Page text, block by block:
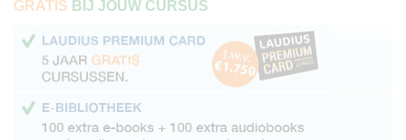
GRATIS BIJ JOUW CURSUS